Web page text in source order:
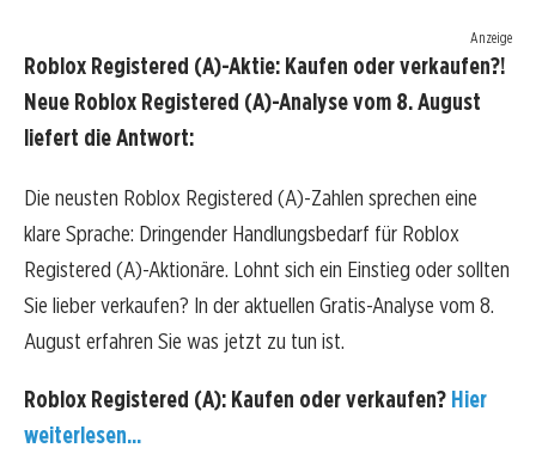
Anzeige
Roblox Registered (A)-Aktie: Kaufen oder verkaufen?!
Neue Roblox Registered (A)-Analyse vom 8. August
liefert die Antwort:
Die neusten Roblox Registered (A)-Zahlen sprechen eine
klare Sprache: Dringender Handlungsbedarf für Roblox
Registered (A)-Aktionäre. Lohnt sich ein Einstieg oder sollten
Sie lieber verkaufen? In der aktuellen Gratis-Analyse vom 8.
August erfahren Sie was jetzt zu tun ist.
Roblox Registered (A): Kaufen oder verkaufen? Hier
weiterlesen...